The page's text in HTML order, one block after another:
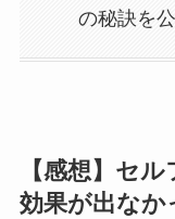
の秘訣を
【感想】セ
効果が出な